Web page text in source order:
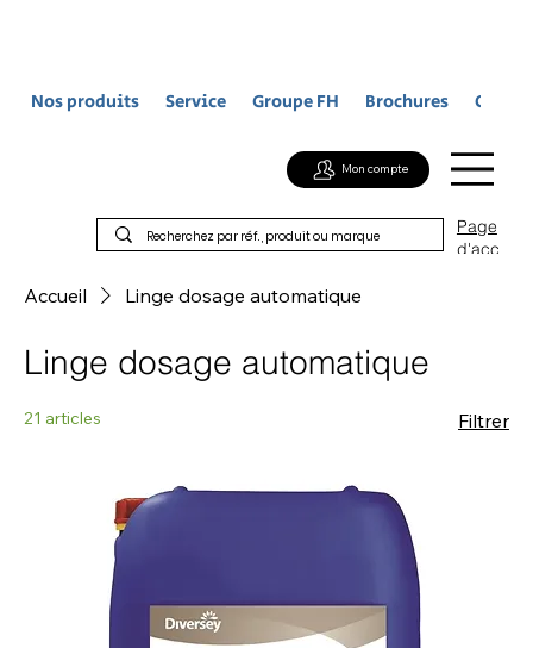
Page
d'acc
Mon compte
Nos produits Service Groupe FH Brochures
Accueil Linge dosage automatique
Linge dosage automatique
21 articles Filtrer